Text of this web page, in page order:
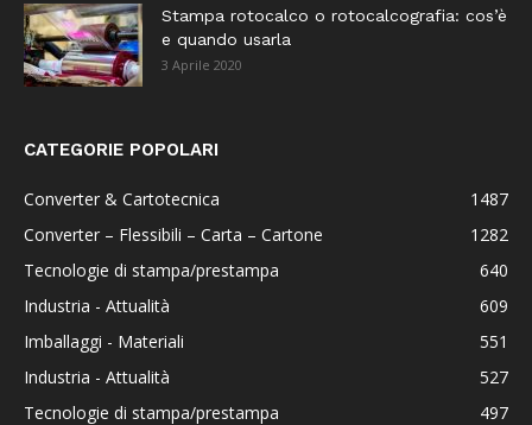
Stampa rotocalco o rotocalcografia: cos’è
e quando usarla
3 Aprile 2020
CATEGORIE POPOLARI
Converter & Cartotecnica
1487
Converter – Flessibili – Carta – Cartone
1282
Tecnologie di stampa/prestampa
640
Industria - Attualità
609
Imballaggi - Materiali
551
Industria - Attualità
527
Tecnologie di stampa/prestampa
497